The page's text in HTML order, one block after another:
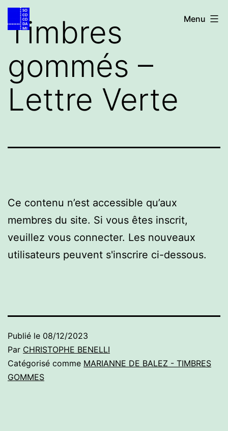
Aller
au
contenu
Accueil
Menu
Timbres
gommés –
Lettre Verte
Ce contenu n’est accessible qu’aux
membres du site. Si vous êtes inscrit,
veuillez vous connecter. Les nouveaux
utilisateurs peuvent s'inscrire ci-dessous.
Publié le 08/12/2023
Par CHRISTOPHE BENELLI
Catégorisé comme MARIANNE DE BALEZ - TIMBRES
GOMMES